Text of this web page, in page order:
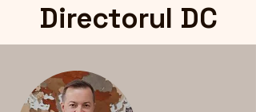
Directorul DC